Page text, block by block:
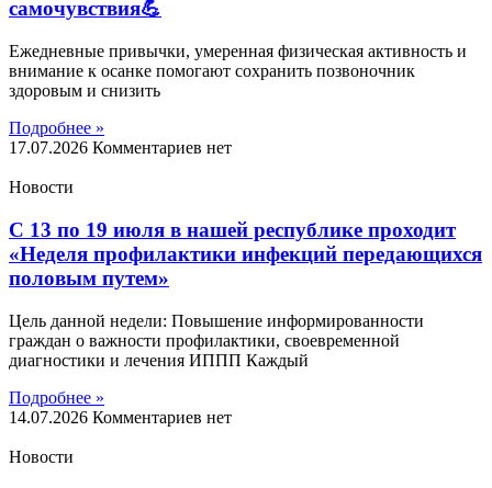
самочувствия💪
Ежедневные привычки, умеренная физическая активность и
внимание к осанке помогают сохранить позвоночник
здоровым и снизить
Подробнее »
17.07.2026 Комментариев нет
Новости
С 13 по 19 июля в нашей республике проходит
«Неделя профилактики инфекций передающихся
половым путем»
Цель данной недели: Повышение информированности
граждан о важности профилактики, своевременной
диагностики и лечения ИППП Каждый
Подробнее »
14.07.2026 Комментариев нет
Новости